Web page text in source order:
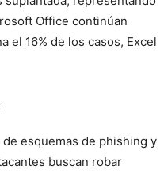
Office continúan
el 16% de los casos, Excel
esquemas de phishing y
buscan robar